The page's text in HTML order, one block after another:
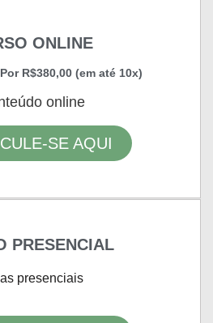
ONLINE
R$380,00 (em até 10x)
online
SE AQUI
PRESENCIAL
presenciais